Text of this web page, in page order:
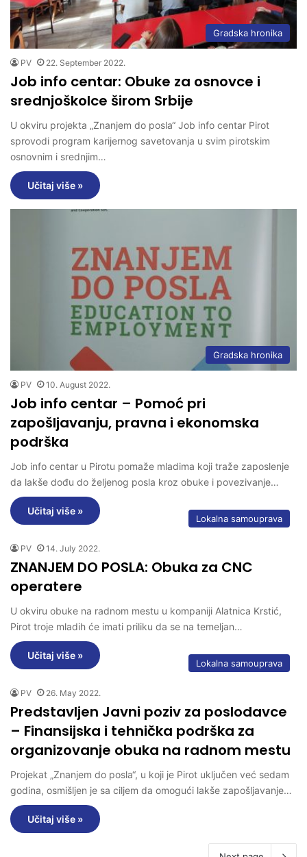
Gradska hronika
PV 22. September 2022.
Job info centar: Obuke za osnovce i
srednjoškolce širom Srbije
U okviru projekta „Znanjem do posla“ Job info centar Pirot
sprovodi program karijernog savetovanja u svim pirotskim
osnovnim i srednjim…
Učitaj više »
Gradska hronika
PV 10. August 2022.
Job info centar – Pomoć pri
zapošljavanju, pravna i ekonomska
podrška
Job info centar u Pirotu pomaže mladima koji traže zaposlenje
da lakše dođu do željenog posla kroz obuke i povezivanje…
Učitaj više »
Lokalna samouprava
PV 14. July 2022.
ZNANJEM DO POSLA: Obuka za CNC
operatere
U okviru obuke na radnom mestu u kompaniji Alatnica Krstić,
Pirot troje mladih će imati priliku da se na temeljan…
Učitaj više »
Lokalna samouprava
PV 26. May 2022.
Predstavljen Javni poziv za poslodavce
– Finansijska i tehnička podrška za
organizovanje obuka na radnom mestu
Projekat „Znanjem do posla“, u koji je Pirot uključen već sedam
godina, osmišljen je sa ciljem da omogući lakše zapošljavanje…
Učitaj više »